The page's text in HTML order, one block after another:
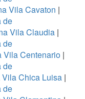
Vila Cavaton |
de
Vila Claudia|
de
Vila Centenario |
de
Chica Luisa |
de